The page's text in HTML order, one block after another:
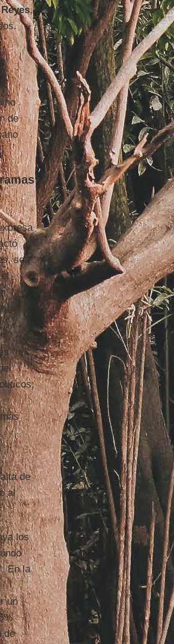
,
de
sea
la
la
“la
de
al
los
En la
un
de